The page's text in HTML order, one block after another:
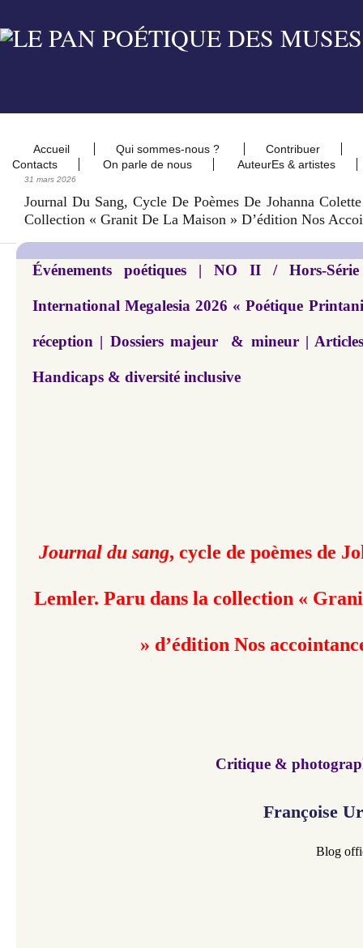
Accueil Qui sommes-nous ?
Contribuer
Contacts
On parle de nous AuteurEs & artistes
31 mars 2026
Journal Du Sang, Cycle De Poèmes De Johanna
Collection « Granit De La Maison » D’édition Nos
Événements poétiques | NO II / Hors-
International Megalesia 2026 « Poétique
réception | Dossiers majeur & mineur |
Handicaps & diversité inclusive
Journal du sang, cycle de poèmes de
Lemler. Paru dans la collection «
» d’édition Nos
Critique &
Françoise
Blog